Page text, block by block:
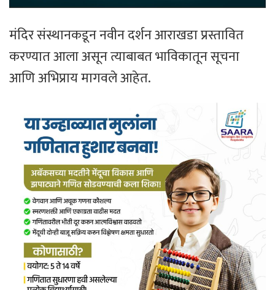
मंदिर संस्थानकडून नवीन दर्शन आराखडा प्रस्तावित
करण्यात आला असून त्याबाबत भाविकातून सूचना
आणि अभिप्राय मागवले आहेत.